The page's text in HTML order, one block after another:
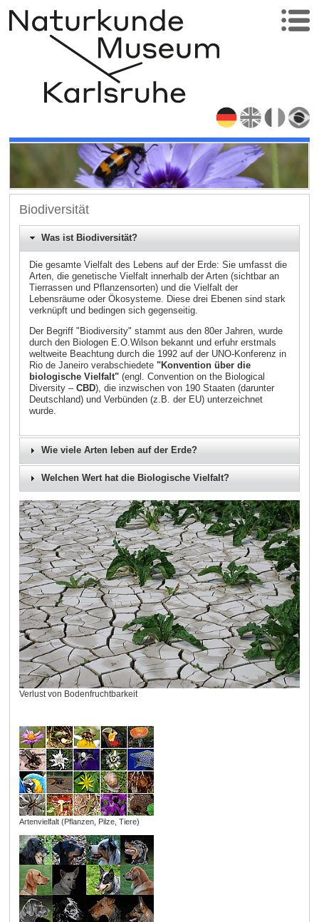
Biodiversität
Was ist Biodiversität?
Die gesamte Vielfalt des Lebens auf der Erde: Sie umfasst die
Arten, die genetische Vielfalt innerhalb der Arten (sichtbar an
Tierrassen und Pflanzensorten) und die Vielfalt der
Lebensräume oder Ökosysteme. Diese drei Ebenen sind stark
verknüpft und bedingen sich gegenseitig.
Der Begriff "Biodiversity" stammt aus den 80er Jahren, wurde
durch den Biologen E.O.Wilson bekannt und erfuhr erstmals
weltweite Beachtung durch die 1992 auf der UNO-Konferenz in
Rio de Janeiro verabschiedete "Konvention über die
biologische Vielfalt"(engl. Convention on the Biological
Diversity – CBD), die inzwischen von 190 Staaten (darunter
Deutschland) und Verbünden (z.B. der EU) unterzeichnet
wurde.
Wie viele Arten leben auf der Erde?
Welchen Wert hat die Biologische Vielfalt?
Verlust von Bodenfruchtbarkeit
Artenvielfalt (Pflanzen, Pilze, Tiere)